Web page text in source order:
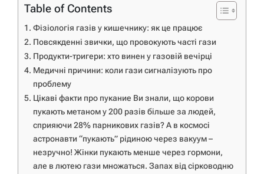
Table of Contents
Фізіологія газів у кишечнику: як це працює
Повсякденні звички, що провокують часті гази
Продукти-тригери: хто винен у газовій вечірці
Медичні причини: коли гази сигналізують про
проблему
Цікаві факти про пукание Ви знали, що корови
пукають метаном у 200 разів більше за людей,
сприяючи 28% парникових газів? А в космосі
астронавти “пукають” рідиною через вакуум –
незручно! Жінки пукають менше через гормони,
але в лютею гази множаться. Запах від сірководню